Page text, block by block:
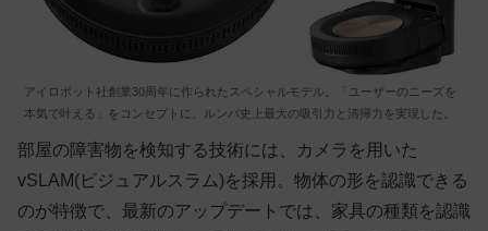
アイロボット社創業30周年に作られたスペシャルモデル。「ユーザーのニーズを
本気で叶える」をコンセプトに、ルンバ史上最大の吸引力と清掃力を実現した。
部屋の障害物を検知する技術には、カメラを用いた
vSLAM(ビジュアルスラム)を採用。物体の形を認識できる
のが特徴で、最新のアップデートでは、家具の種類を認識